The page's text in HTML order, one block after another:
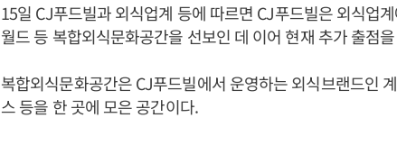
15일 CJ푸드빌과 외식업계 등에 따르면 CJ푸드빌은 외식업
월드 등 복합외식문화공간을 선보인 데 이어 현재 추가 출점
복합외식문화공간은 CJ푸드빌에서 운영하는 외식브랜드인
스 등을 한 곳에 모은 공간이다.